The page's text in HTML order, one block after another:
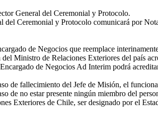
General del Ceremonial y Protocolo.
Ceremonial y Protocolo comunicará por
de Negocios que reemplace
Ministro de Relaciones Exteriores del país
de Negocios Ad Interim podrá
de fallecimiento del Jefe de Misión, el
de no estar presente ningún miembro del
Exteriores de Chile, ser designado por el